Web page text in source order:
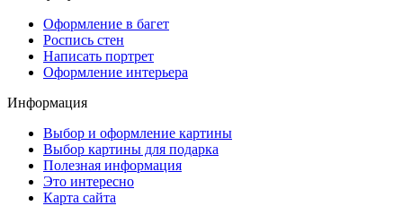
Оформление в багет
Роспись стен
Написать портрет
Оформление интерьера
Информация
Выбор и оформление картины
Выбор картины для подарка
Полезная информация
Это интересно
Карта сайта